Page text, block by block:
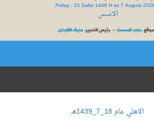
Friday , 23 Safar 1448 H as7 August